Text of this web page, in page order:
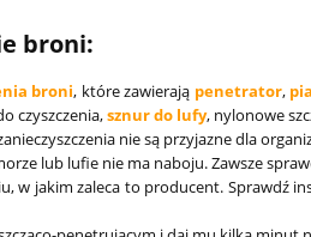
broni:
broni, które zawierają penetrator,
czyszczenia,sznur do lufy, nylonowe
nie są przyjazne dla
lub lufie nie ma naboju. Zawsze
w jakim zaleca to producent. Sprawdź